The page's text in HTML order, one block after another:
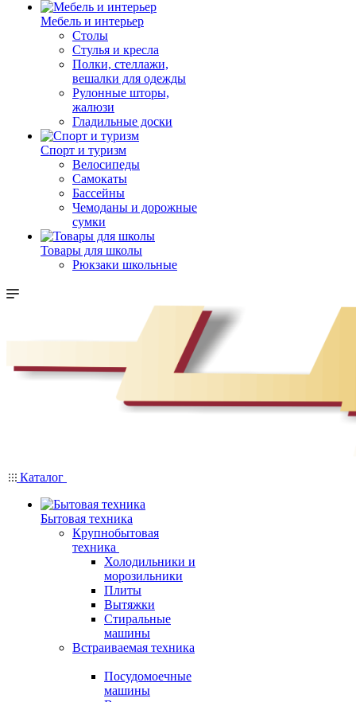
Мебель и интерьер
Столы
Стулья и кресла
Полки, стеллажи,
вешалки для одежды
Рулонные шторы,
жалюзи
Гладильные доски
Спорт и туризм
Велосипеды
Самокаты
Бассейны
Чемоданы и дорожные
сумки
Товары для школы
Рюкзаки школьные
Каталог
Бытовая техника
Крупнобытовая
техника
Холодильники и
морозильники
Плиты
Вытяжки
Стиральные
машины
Встраиваемая техника
Посудомоечные
машины